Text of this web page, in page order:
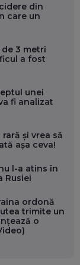
SUCCES ONLINE?
LA CLUJ PENTRU
FERME
DE DATE, LA
O COMPANIE
SCENĂ, INVITATUL
din
care un
3 metri
a fost
unei
fi analizat
și vrea să
așa ceva!
l-a atins în
Rusiei
ordonă
trimite un
o